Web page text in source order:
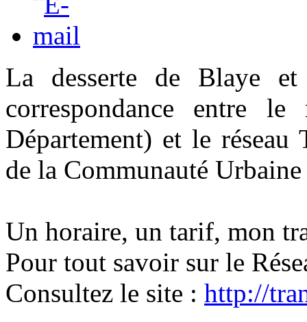
La desserte de Blaye
correspondance entre
Département) et le
de la Communauté
Un horaire, un tarif, mon
Pour tout savoir sur le
Consultez le site : http://